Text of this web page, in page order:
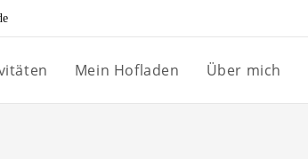
Mein Hofladen Über mich